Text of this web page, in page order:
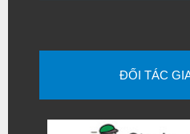
ĐỐI TÁC